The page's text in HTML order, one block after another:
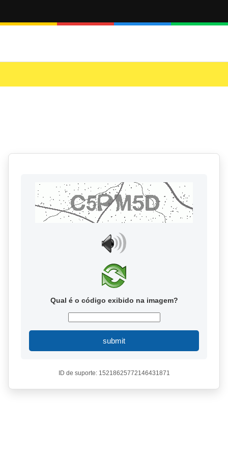
Qual é o código exibido na imagem?
submit
ID de suporte: 15218625772146431871